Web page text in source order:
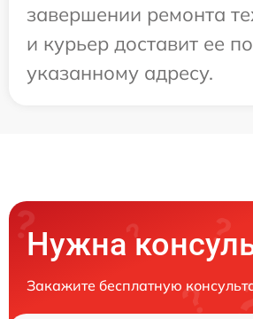
завершении ремонта
и курьер доставит ее по
указанному адресу.
Нужна
Закажите бесплатную